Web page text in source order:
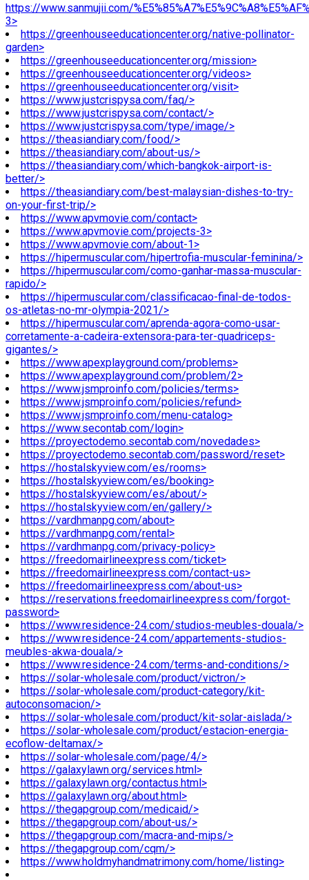
https://www.sanmujii.com/
3>
https://greenhouseeducationcenter.org/native-pollinator-
garden>
https://greenhouseeducationcenter.org/mission>
https://greenhouseeducationcenter.org/videos>
https://greenhouseeducationcenter.org/visit>
https://www.justcrispysa.com/faq/>
https://www.justcrispysa.com/contact/>
https://www.justcrispysa.com/type/image/>
https://theasiandiary.com/food/>
https://theasiandiary.com/about-us/>
https://theasiandiary.com/which-bangkok-airport-is-
better/>
https://theasiandiary.com/best-malaysian-dishes-to-try-
on-your-first-trip/>
https://www.apvmovie.com/contact>
https://www.apvmovie.com/projects-3>
https://www.apvmovie.com/about-1>
https://hipermuscular.com/hipertrofia-muscular-feminina/>
https://hipermuscular.com/como-ganhar-massa-muscular-
rapido/>
https://hipermuscular.com/classificacao-final-de-todos-
os-atletas-no-mr-olympia-2021/>
https://hipermuscular.com/aprenda-agora-como-usar-
corretamente-a-cadeira-extensora-para-ter-quadriceps-
gigantes/>
https://www.apexplayground.com/problems>
https://www.apexplayground.com/problem/2>
https://www.jsmproinfo.com/policies/terms>
https://www.jsmproinfo.com/policies/refund>
https://www.jsmproinfo.com/menu-catalog>
https://www.secontab.com/login>
https://proyectodemo.secontab.com/novedades>
https://proyectodemo.secontab.com/password/reset>
https://hostalskyview.com/es/rooms>
https://hostalskyview.com/es/booking>
https://hostalskyview.com/es/about/>
https://hostalskyview.com/en/gallery/>
https://vardhmanpg.com/about>
https://vardhmanpg.com/rental>
https://vardhmanpg.com/privacy-policy>
https://freedomairlineexpress.com/ticket>
https://freedomairlineexpress.com/contact-us>
https://freedomairlineexpress.com/about-us>
https://reservations.freedomairlineexpress.com/forgot-
password>
https://www.residence-24.com/studios-meubles-douala/>
https://www.residence-24.com/appartements-studios-
meubles-akwa-douala/>
https://www.residence-24.com/terms-and-conditions/>
https://solar-wholesale.com/product/victron/>
https://solar-wholesale.com/product-category/kit-
autoconsomacion/>
https://solar-wholesale.com/product/kit-solar-aislada/>
https://solar-wholesale.com/product/estacion-energia-
ecoflow-deltamax/>
https://solar-wholesale.com/page/4/>
https://galaxylawn.org/services.html>
https://galaxylawn.org/contactus.html>
https://galaxylawn.org/about.html>
https://thegapgroup.com/medicaid/>
https://thegapgroup.com/about-us/>
https://thegapgroup.com/macra-and-mips/>
https://thegapgroup.com/cqm/>
https://www.holdmyhandmatrimony.com/home/listing>